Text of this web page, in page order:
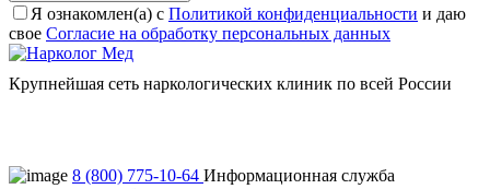
Я ознакомлен(а) с Политикой конфиденциальности и даю
свое Согласие на обработку персональных данных
Крупнейшая сеть наркологических клиник по всей России
8 (800) 775-10-64 Информационная служба